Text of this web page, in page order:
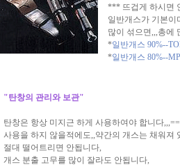
*** 뜨겁게 하시면
일반개스가 기본이
많이 섞으면,,,총에
*일반개스 90%--
*일반개스 80%--
"탄창의 관리와 보관"
탄창은 항상 미지근 하게 사용하여야 합니다
사용을 하지 않을적에도,,약간의 개스는 채워져
절대 떨어트리면 안됩니다,
개스 분출 고무를 많이 잘라도 안됩니다,